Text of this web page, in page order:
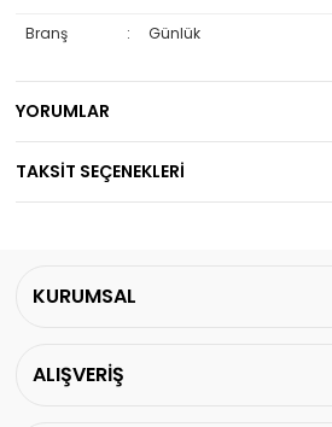
Branş : Günlük
YORUMLAR
TAKSİT SEÇENEKLERİ
KURUMSAL
ALIŞVERİŞ